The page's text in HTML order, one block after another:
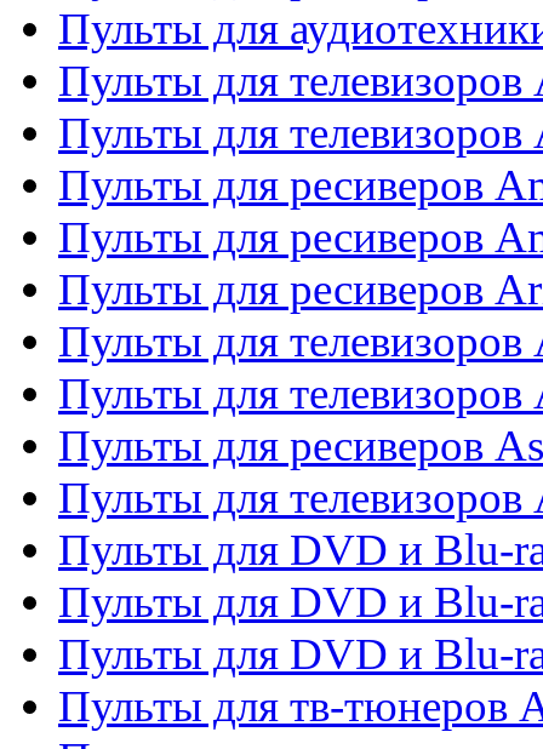
Пульты для
Пульты для
Пульты для
Пульты для ресиверов
Пульты для ресиверов
Пульты для ресиверов
Пульты для
Пульты для телевизоров
Пульты для ресиверов
Пульты для телевизоров
Пульты для DVD и Blu-
Пульты для DVD и Blu-
Пульты для DVD и Blu-
Пульты для тв-тюнеров